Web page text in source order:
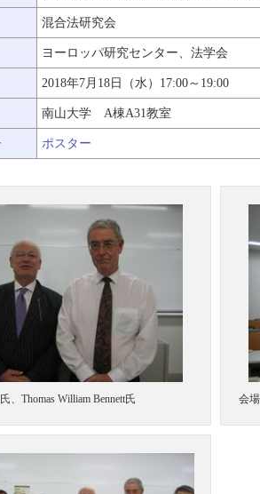
混合法研究会
ヨーロッパ研究センター、法学会
2018年7月18日（水）17:00～19:00
南山大学 A棟A31教室
ポスター
、Thomas William Bennett氏 会